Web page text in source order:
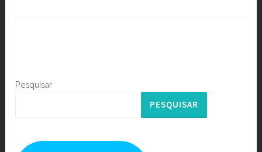
Pesquisar
PESQUISAR